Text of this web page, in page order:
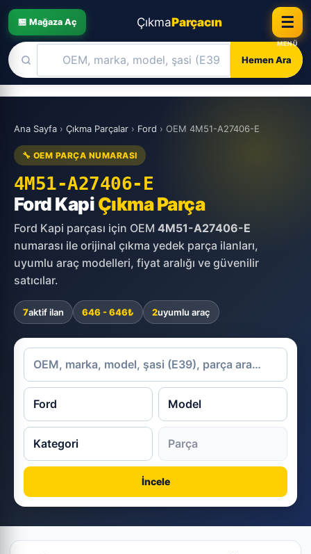
🏪 Mağaza Aç ÇıkmaParçacın
Hemen Ara
☰
Skip
content
Ana Sayfa › Çıkma Parçalar › Ford › OEM 4M51-A27406-E
🔧 OEM PARÇA NUMARASI
4M51-A27406-E
Ford KapiÇıkma Parça
Ford Kapi parçası için OEM 4M51-A27406-E
numarası ile orijinal çıkma yedek parça ilanları,
uyumlu araç modelleri, fiyat aralığı ve güvenilir
satıcılar.
7aktif ilan 646 - 646₺ 2uyumlu araç
İncele